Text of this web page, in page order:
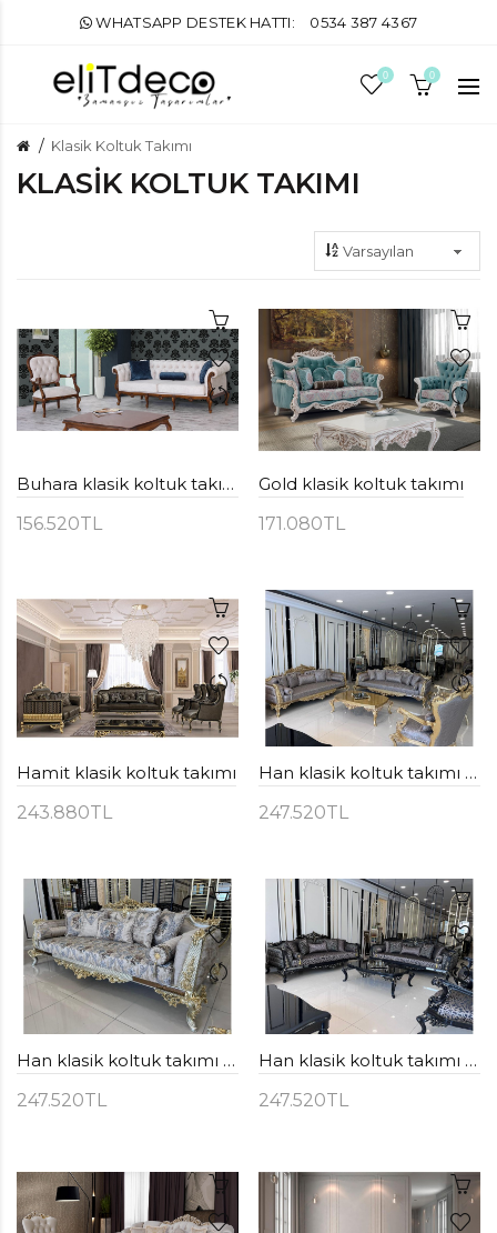
WHATSAPP DESTEK HATTI: 0534 387 4367
0 0
Klasik Koltuk Takımı
KLASIK KOLTUK TAKIMI
Buhara klasik koltuk takımı
156.520TL
Gold klasik koltuk takımı
171.080TL
Hamit klasik koltuk takımı
243.880TL
Han klasik koltuk takımı ( altın )
247.520TL
Han klasik koltuk takımı ( gümüş )
247.520TL
Han klasik koltuk takımı ( siyah )
247.520TL